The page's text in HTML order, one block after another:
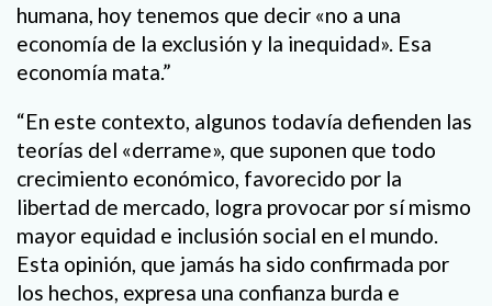
humana, hoy tenemos que decir «no a una
economía de la exclusión y la inequidad». Esa
economía mata.”
“En este contexto, algunos todavía defienden las
teorías del «derrame», que suponen que todo
crecimiento económico, favorecido por la
libertad de mercado, logra provocar por sí mismo
mayor equidad e inclusión social en el mundo.
Esta opinión, que jamás ha sido confirmada por
los hechos, expresa una confianza burda e